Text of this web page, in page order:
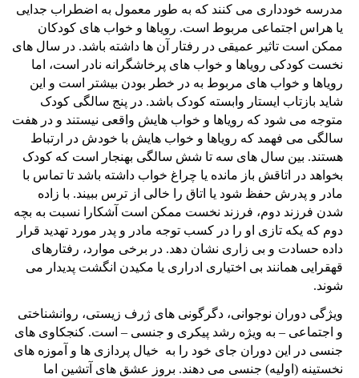
مدرسه خودداری می کنند که به طور معمول به اضطراب جدایی
یا هراس اجتماعی مربوط است. رویاها و خواب های کودکان
ممکن است تاثیر عمیقی در رفتار آن ها داشته باشد. در سال های
نخست کودکی رویاها و خواب های پرخاشگرانه نادر است، اما
رویاها و خواب های مربوط به در خطر بودن بیشتر است و این
شاید بازتاب ایستار وابسته کودک باشد. در پنج سالگی کودک
متوجه می شود که رویاها و خواب هایش واقعی نیستند و در هفت
سالگی می فهمد که رویاها و خواب هایش با خودش در ارتباط
هستند. بین سال های سه تا شش سالگی بهنجار است که کودک
بخواهد در اتاقش باز مانده یا چراغ خواب داشته باشد تا تماس با
مادر و پدرش حفظ شود یا اتاق را خالی از ترس ببیند. با زاده
شدن فرزند دوم، فرزند نخست ممکن است آشکارا نسبت به بچه
دوم که یکه تازی او را در کسب توجه مادر و پدر مورد تهدید قرار
داده حسادت و بی زاری نشان دهد. در برخی موارد، رفتارهای
قهقرایی همانند بی اختیاری ادراری یا مکیدن انگشت پدیدار می
شوند.
ویژگی دوران نوجوانی، دگرگونی های ژرف زیستی، روانشناختی
و اجتماعی – به ویژه رشد پیکری و جنسی – است. کنجکاوی های
جنسی در این دوران جای خود را به خیال پردازی ها و آموزه های
نخستینه (اولیه) جنسی می دهند. بروز عشق های آتشین اما